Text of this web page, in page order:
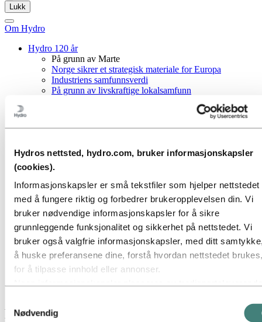
Hydros nettsted, hydro.com, bruker informasjonskapsler
(cookies).
Informasjonskapsler er små tekstfiler som hjelper nettstedet
med å fungere riktig og forbedrer brukeropplevelsen din. Vi
bruker nødvendige informasjonskapsler for å sikre
grunnleggende funksjonalitet og sikkerhet på nettstedet. Vi
bruker også valgfrie informasjonskapsler, med ditt
å huske preferansene dine, forstå hvordan nettstedet
for å tilpasse innhold eller annonser.
Disse tredjepartene kan kombinere informasjon innhentet fra
Nødvendig
Lukk
Om Hydro
Hydro 120 år
På grunn av Marte
Norge sikrer et strategisk materiale for Europa
Industriens samfunnsverdi
På grunn av livskraftige lokalsamfunn
Industrier som betyr noe
Våre formål og verdier
Vår strategi
Hydro-lokasjoner i Norge
Selskapets historie
Organisasjon
Eierstyring og selskapsledelse
Innkjøp
Sponsoravtaler
Stories by Hydro
Om Hydro
På grunn av Marte
På grunn av industrisamfunnets kraft